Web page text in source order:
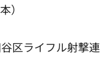
）
ライフル射撃